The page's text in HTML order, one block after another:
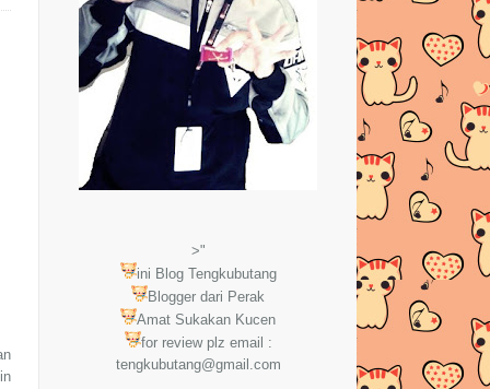
>"
ini Blog Tengkubutang
Blogger dari Perak
Amat Sukakan Kucen
for review plz email :
tengkubutang@gmail.com